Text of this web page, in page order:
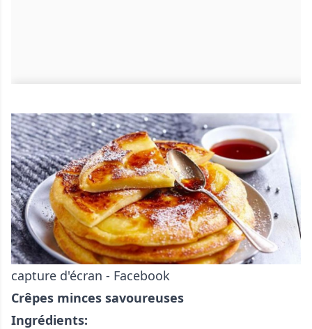
capture d'écran - Facebook
Crêpes minces savoureuses
Ingrédients: